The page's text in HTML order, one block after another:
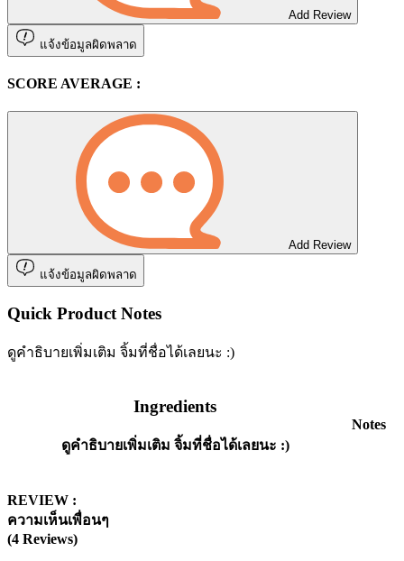
Add Review
แจ้งข้อมูลผิดพลาด
SCORE AVERAGE :
Add Review
แจ้งข้อมูลผิดพลาด
Quick Product Notes
ดูคำธิบายเพิ่มเติม จิ้มที่ชื่อได้เลยนะ :)
Ingredients
ดูคำธิบายเพิ่มเติม จิ้มที่ชื่อได้เลยนะ :)
Notes
REVIEW :
ความเห็นเพื่อนๆ
(4 Reviews)